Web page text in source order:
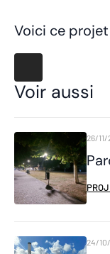
Voici ce projet
Voir aussi
26/
24/